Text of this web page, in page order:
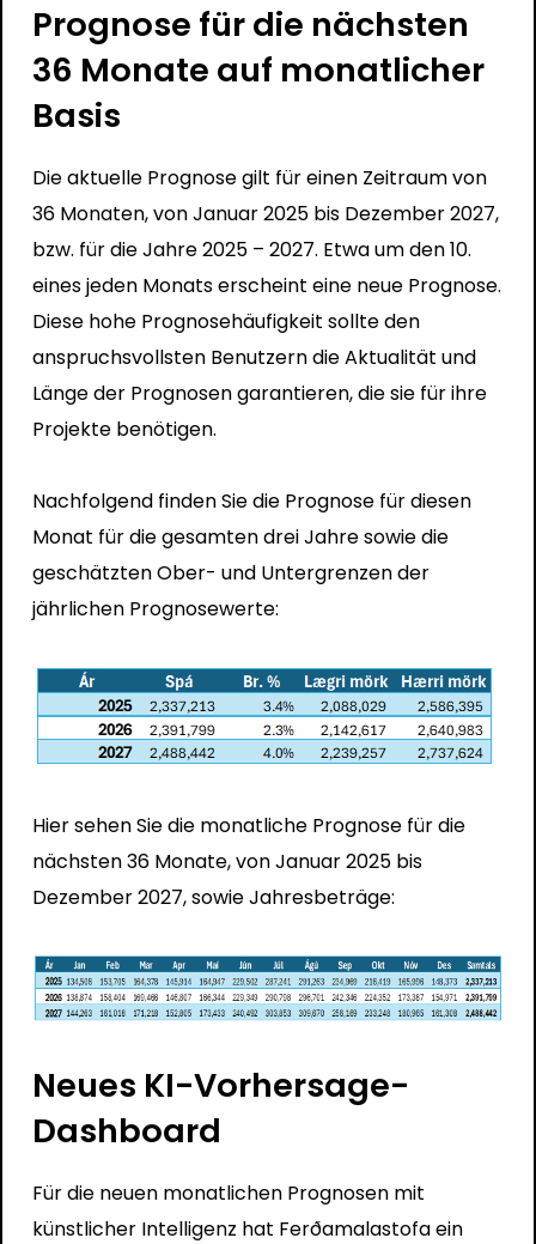
Prognose für die nächsten
36 Monate auf monatlicher
Basis
Die aktuelle Prognose gilt für einen Zeitraum von
36 Monaten, von Januar 2025 bis Dezember 2027,
bzw. für die Jahre 2025 – 2027. Etwa um den 10.
eines jeden Monats erscheint eine neue Prognose.
Diese hohe Prognosehäufigkeit sollte den
anspruchsvollsten Benutzern die Aktualität und
Länge der Prognosen garantieren, die sie für ihre
Projekte benötigen.
Nachfolgend finden Sie die Prognose für diesen
Monat für die gesamten drei Jahre sowie die
geschätzten Ober- und Untergrenzen der
jährlichen Prognosewerte:
Hier sehen Sie die monatliche Prognose für die
nächsten 36 Monate, von Januar 2025 bis
Dezember 2027, sowie Jahresbeträge:
Neues KI-Vorhersage-
Dashboard
Für die neuen monatlichen Prognosen mit
künstlicher Intelligenz hat Ferðamalastofa ein